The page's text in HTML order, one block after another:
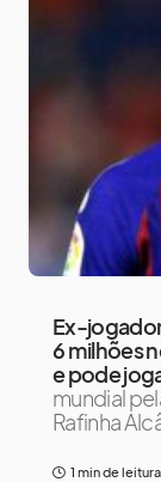
Ex-
6 milhões
e pode
mundial
Rafinha
1 min de leitura